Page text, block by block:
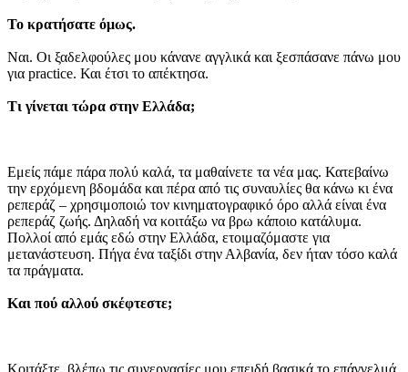
Το κρατήσατε όμως.
Ναι. Οι ξαδελφούλες μου κάνανε αγγλικά και ξεσπάσανε πάνω μου
για practice. Και έτσι το απέκτησα.
Τι γίνεται τώρα στην Ελλάδα;
Εμείς πάμε πάρα πολύ καλά, τα μαθαίνετε τα νέα μας. Κατεβαίνω
την ερχόμενη βδομάδα και πέρα από τις συναυλίες θα κάνω κι ένα
ρεπεράζ – χρησιμοποιώ τον κινηματογραφικό όρο αλλά είναι ένα
ρεπεράζ ζωής. Δηλαδή να κοιτάξω να βρω κάποιο κατάλυμα.
Πολλοί από εμάς εδώ στην Ελλάδα, ετοιμαζόμαστε για
μετανάστευση. Πήγα ένα ταξίδι στην Αλβανία, δεν ήταν τόσο καλά
τα πράγματα.
Και πού αλλού σκέφτεστε;
Κοιτάξτε, βλέπω τις συνεργασίες μου επειδή βασικά το επάγγελμά